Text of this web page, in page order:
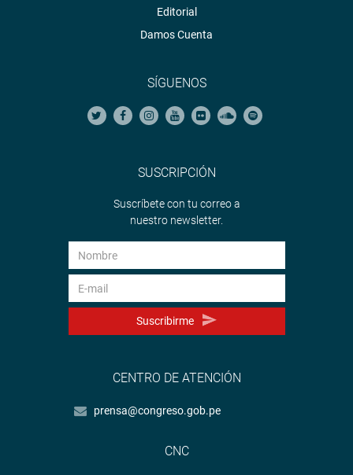
Editorial
Damos Cuenta
SÍGUENOS
SUSCRIPCIÓN
Suscríbete con tu correo a
nuestro newsletter.
Suscribirme
CENTRO DE ATENCIÓN
prensa@congreso.gob.pe
CNC